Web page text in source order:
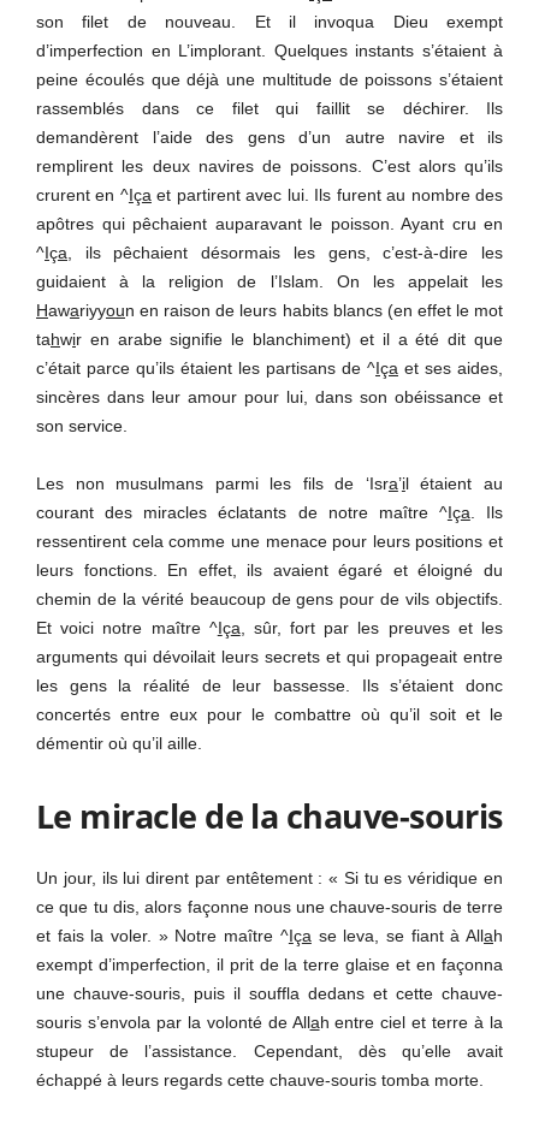
son filet de nouveau. Et il invoqua Dieu exempt
d’imperfection en L’implorant. Quelques instants s’étaient à
peine écoulés que déjà une multitude de poissons s’étaient
rassemblés dans ce filet qui faillit se déchirer. Ils
demandèrent l’aide des gens d’un autre navire et ils
remplirent les deux navires de poissons. C’est alors qu’ils
crurent en ^Iça et partirent avec lui. Ils furent au nombre des
apôtres qui pêchaient auparavant le poisson. Ayant cru en
^Iça , ils pêchaient désormais les gens, c’est-à-dire les
guidaient à la religion de l’Islam. On les appelait les
Hawariyyoun en raison de leurs habits blancs (en effet le mot
tahwir en arabe signifie le blanchiment) et il a été dit que
c’était parce qu’ils étaient les partisans de ^Iça et ses aides,
sincères dans leur amour pour lui, dans son obéissance et
son service.
Les non musulmans parmi les fils de ‘Isra’il étaient au
courant des miracles éclatants de notre maître ^Iça . Ils
ressentirent cela comme une menace pour leurs positions et
leurs fonctions. En effet, ils avaient égaré et éloigné du
chemin de la vérité beaucoup de gens pour de vils objectifs.
Et voici notre maître ^Iça , sûr, fort par les preuves et les
arguments qui dévoilait leurs secrets et qui propageait entre
les gens la réalité de leur bassesse. Ils s’étaient donc
concertés entre eux pour le combattre où qu’il soit et le
démentir où qu’il aille.
Le miracle de la chauve-souris
Un jour, ils lui dirent par entêtement : « Si tu es véridique en
ce que tu dis, alors façonne nous une chauve-souris de terre
et fais la voler. » Notre maître ^Iça se leva, se fiant à Allah
exempt d’imperfection, il prit de la terre glaise et en façonna
une chauve-souris, puis il souffla dedans et cette chauve-
souris s’envola par la volonté de Allah entre ciel et terre à la
stupeur de l’assistance. Cependant, dès qu’elle avait
échappé à leurs regards cette chauve-souris tomba morte.